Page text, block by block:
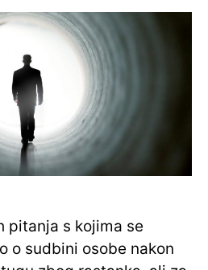
pitanja s kojima se
o sudbini osobe nakon